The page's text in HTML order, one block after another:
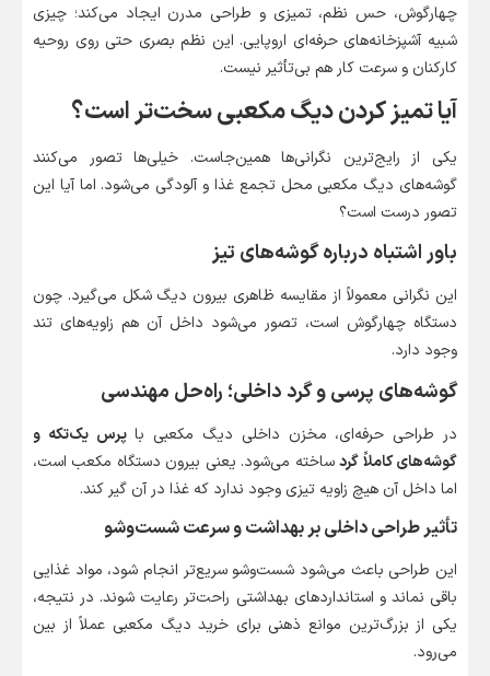
چهارگوش، حس نظم، تمیزی و طراحی مدرن ایجاد می‌کند؛ چیزی
شبیه آشپزخانه‌های حرفه‌ای اروپایی. این نظم بصری حتی روی روحیه
کارکنان و سرعت کار هم بی‌تأثیر نیست.
آیا تمیز کردن دیگ مکعبی سخت‌تر است؟
یکی از رایج‌ترین نگرانی‌ها همین‌جاست. خیلی‌ها تصور می‌کنند
گوشه‌های دیگ مکعبی محل تجمع غذا و آلودگی می‌شود. اما آیا این
تصور درست است؟
باور اشتباه درباره گوشه‌های تیز
این نگرانی معمولاً از مقایسه ظاهری بیرون دیگ شکل می‌گیرد. چون
دستگاه چهارگوش است، تصور می‌شود داخل آن هم زاویه‌های تند
وجود دارد.
گوشه‌های پرسی و گرد داخلی؛ راه‌حل مهندسی
در طراحی حرفه‌ای، مخزن داخلی دیگ مکعبی باپرس یک‌تکه و
گوشه‌های کاملاً گردساخته می‌شود. یعنی بیرون دستگاه مکعب است،
اما داخل آن هیچ زاویه تیزی وجود ندارد که غذا در آن گیر کند.
تأثیر طراحی داخلی بر بهداشت و سرعت شست‌وشو
این طراحی باعث می‌شود شست‌وشو سریع‌تر انجام شود، مواد غذایی
باقی نماند و استانداردهای بهداشتی راحت‌تر رعایت شوند. در نتیجه،
یکی از بزرگ‌ترین موانع ذهنی برای خرید دیگ مکعبی عملاً از بین
می‌رود.